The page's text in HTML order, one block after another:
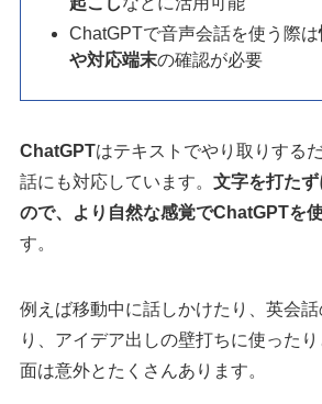
ChatGPTで音声会話を使う際は
や対応端末の確認が必要
ChatGPTはテキストでやり取りする
話にも対応しています。 文字を打た
ので、より自然な感覚でChatGPTを
す。
例えば移動中に話しかけたり、英会
り、アイデア出しの壁打ちに使った
面は意外とたくさんあります。